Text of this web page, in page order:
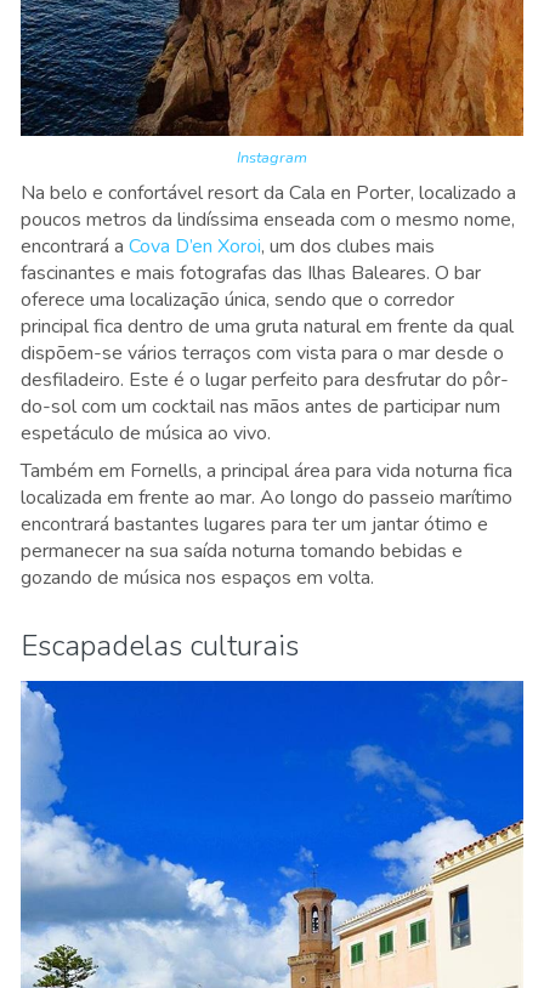
Instagram
Na belo e confortável resort da Cala en Porter, localizado a
poucos metros da lindíssima enseada com o mesmo nome,
encontrará a Cova D’en Xoroi, um dos clubes mais
fascinantes e mais fotografas das Ilhas Baleares. O bar
oferece uma localização única, sendo que o corredor
principal fica dentro de uma gruta natural em frente da qual
dispõem-se vários terraços com vista para o mar desde o
desfiladeiro. Este é o lugar perfeito para desfrutar do pôr-
do-sol com um cocktail nas mãos antes de participar num
espetáculo de música ao vivo.
Também em Fornells, a principal área para vida noturna fica
localizada em frente ao mar. Ao longo do passeio marítimo
encontrará bastantes lugares para ter um jantar ótimo e
permanecer na sua saída noturna tomando bebidas e
gozando de música nos espaços em volta.
Escapadelas culturais